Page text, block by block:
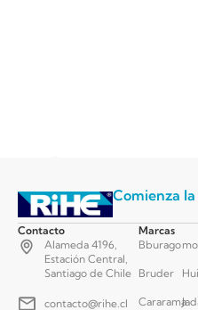
Comienza
Contacto
Alameda 4196,
Estación Central,
Santiago de Chile
contacto@rihe.cl
Marcas
Bburago
Bruder
Cararama